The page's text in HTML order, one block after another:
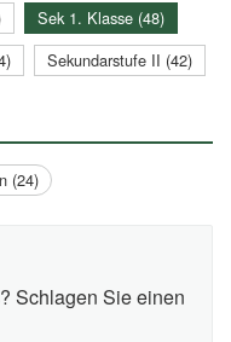
Sek 1. Klasse (48)
Sekundarstufe II (42)
(24)
Schlagen Sie einen